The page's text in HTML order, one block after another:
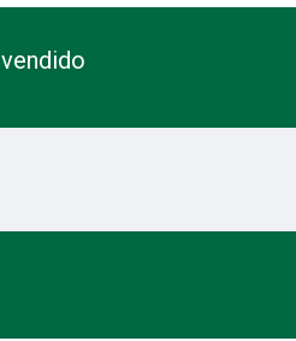
vendido